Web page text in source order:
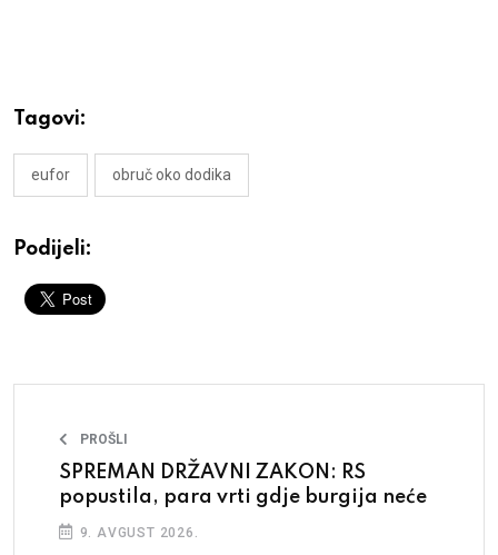
Tagovi:
eufor obruč oko dodika
Podijeli:
PROŠLI
SPREMAN DRŽAVNI ZAKON: RS
popustila, para vrti gdje burgija neće
9. AVGUST 2026.